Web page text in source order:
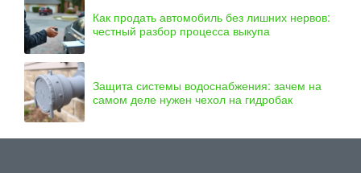
Как продать автомобиль без лишних нервов:
честный разбор процесса выкупа
Защита системы водоснабжения: зачем на
самом деле нужен чехол на гидробак